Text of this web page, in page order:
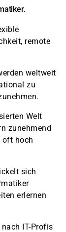
remote
weltweit
zu
Welt
zunehmend
oft hoch
sich
erlernen
IT-Profis